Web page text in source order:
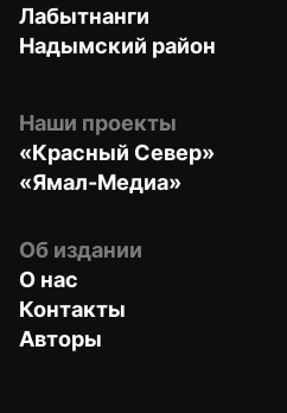
Лабытнанги
Надымский район
Наши проекты
«Красный Север»
«Ямал-Медиа»
Об издании
О нас
Контакты
Авторы